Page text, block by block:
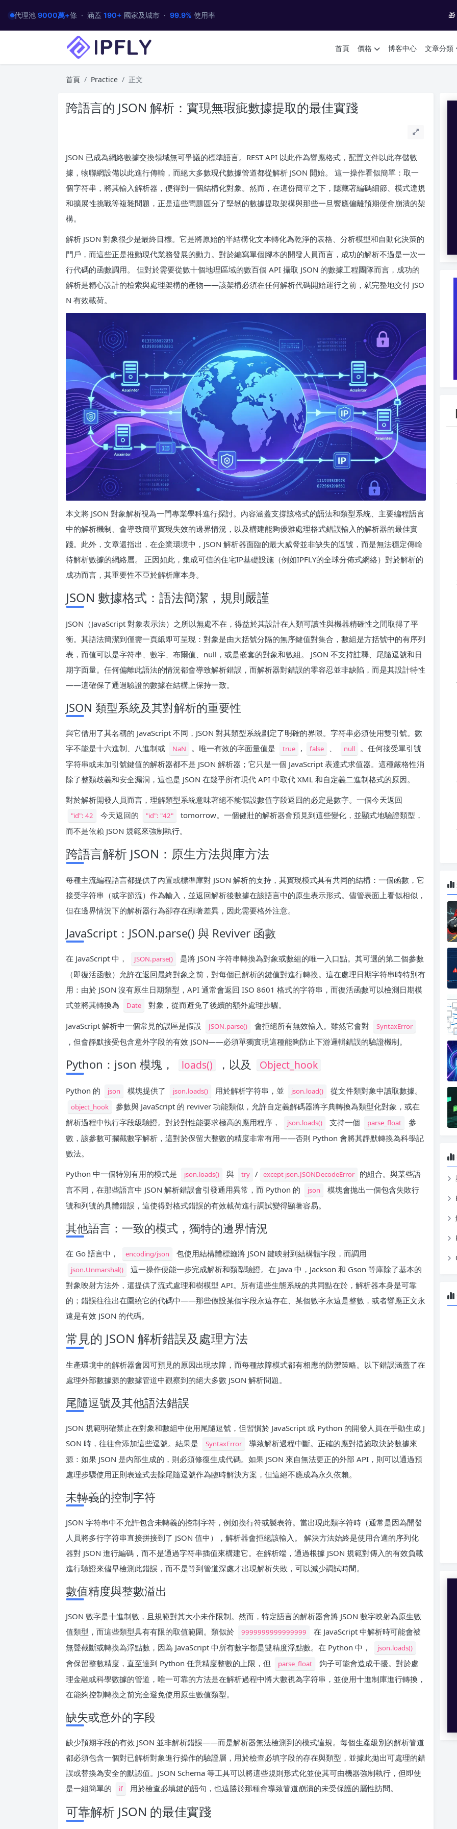
代理池 9000萬+條 · 涵蓋 190+ 國家及城市 · 99.9% 使用率 🎁
首頁 價格 博客中心 文章分類
首頁 Practice 正文
跨語言的 JSON 解析：實現無瑕疵數據提取的最佳實踐
JSON 已成為網絡數據交換領域無可爭議的標準語言。REST API 以此作為響應格式，配置文件以此存儲數
據，物聯網設備以此進行傳輸，而絕大多數現代數據管道都從解析 JSON 開始。 這一操作看似簡單：取一
個字符串，將其輸入解析器，便得到一個結構化對象。然而，在這份簡單之下，隱藏著編碼細節、模式違規
和擴展性挑戰等複雜問題，正是這些問題區分了堅韌的數據提取架構與那些一旦響應偏離預期便會崩潰的架
構。
解析 JSON 對象很少是最終目標。它是將原始的半結構化文本轉化為乾淨的表格、分析模型和自動化決策的
門戶，而這些正是推動現代業務發展的動力。對於編寫單個腳本的開發人員而言，成功的解析不過是一次一
行代碼的函數調用。 但對於需要從數十個地理區域的數百個 API 攝取 JSON 的數據工程團隊而言，成功的
解析是精心設計的檢索與處理架構的產物——該架構必須在任何解析代碼開始運行之前，就完整地交付 JSO
N 有效載荷。
本文將 JSON 對象解析視為一門專業學科進行探討。內容涵蓋支撐該格式的語法和類型系統、主要編程語言
中的解析機制、會導致簡單實現失效的邊界情況，以及構建能夠優雅處理格式錯誤輸入的解析器的最佳實
踐。此外，文章還指出，在企業環境中，JSON 解析器面臨的最大威脅並非缺失的逗號，而是無法穩定傳輸
待解析數據的網絡層。 正因如此，集成可信的住宅IP基礎設施（例如IPFLY的全球分佈式網絡）對於解析的
成功而言，其重要性不亞於解析庫本身。
JSON 數據格式：語法簡潔，規則嚴謹
JSON（JavaScript 對象表示法）之所以無處不在，得益於其設計在人類可讀性與機器精確性之間取得了平
衡。其語法簡潔到僅需一頁紙即可呈現：對象是由大括號分隔的無序鍵值對集合，數組是方括號中的有序列
表，而值可以是字符串、數字、布爾值、null，或是嵌套的對象和數組。 JSON 不支持註釋、尾隨逗號和日
期字面量。任何偏離此語法的情況都會導致解析錯誤，而解析器對錯誤的零容忍並非缺陷，而是其設計特性
——這確保了通過驗證的數據在結構上保持一致。
JSON 類型系統及其對解析的重要性
與它借用了其名稱的 JavaScript 不同，JSON 對其類型系統劃定了明確的界限。字符串必須使用雙引號。數
字不能是十六進制、八進制或
NaN 。唯一有效的字面量值是 true , false 、 null
。任何接受單引號
字符串或未加引號鍵值的解析器都不是 JSON 解析器；它只是一個 JavaScript 表達式求值器。這種嚴格性消
除了整類歧義和安全漏洞，這也是 JSON 在幾乎所有現代 API 中取代 XML 和自定義二進制格式的原因。
對於解析開發人員而言，理解類型系統意味著絕不能假設數值字段返回的必定是數字。一個今天返回
"id": 42 今天返回的 "id": "42"
tomorrow。一個健壯的解析器會預見到這些變化，並顯式地驗證類型，
而不是依賴 JSON 規範來強制執行。
跨語言解析 JSON：原生方法與庫方法
每種主流編程語言都提供了內置或標準庫對 JSON 解析的支持，其實現模式具有共同的結構：一個函數，它
接受字符串（或字節流）作為輸入，並返回解析後數據在該語言中的原生表示形式。儘管表面上看似相似，
但在邊界情況下的解析器行為卻存在顯著差異，因此需要格外注意。
JavaScript：JSON.parse() 與 Reviver 函數
在 JavaScript 中， JSON.parse()
是將 JSON 字符串轉換為對象或數組的唯一入口點。其可選的第二個參數
（即復活函數）允許在返回最終對象之前，對每個已解析的鍵值對進行轉換。這在處理日期字符串時特別有
用：由於 JSON 沒有原生日期類型，API 通常會返回 ISO 8601 格式的字符串，而復活函數可以檢測日期模
式並將其轉換為
Date 對象，從而避免了後續的額外處理步驟。
JavaScript 解析中一個常見的誤區是假設 JSON.parse() 會拒絕所有無效輸入。雖然它會對 SyntaxError
，但會靜默接受包含意外字段的有效 JSON——必須單獨實現這種能夠防止下游邏輯錯誤的驗證機制。
Python：json 模塊， loads() ，以及 Object_hook
Python 的 json 模塊提供了 json.loads() 用於解析字符串，並 json.load() 從文件類對象中讀取數據。
object_hook
參數與 JavaScript 的 reviver 功能類似，允許自定義解碼器將字典轉換為類型化對象，或在
解析過程中執行字段級驗證。對於對性能要求極高的應用程序，
json.loads() 支持一個 parse_float
參
數，該參數可攔截數字解析，這對於保留大整數的精度非常有用——否則 Python 會將其靜默轉換為科學記
數法。
Python 中一個特別有用的模式是
json.loads() 與 try / except json.JSONDecodeError
的組合。與某些語
言不同，在那些語言中 JSON 解析錯誤會引發通用異常，而 Python 的
json
模塊會拋出一個包含失敗行
號和列號的具體錯誤，這使得對格式錯誤的有效載荷進行調試變得顯著容易。
其他語言：一致的模式，獨特的邊界情況
在 Go 語言中， encoding/json 包使用結構體標籤將 JSON 鍵映射到結構體字段，而調用
json.Unmarshal()
這一操作便能一步完成解析和類型驗證。在 Java 中，Jackson 和 Gson 等庫除了基本的
對象映射方法外，還提供了流式處理和樹模型 API。所有這些生態系統的共同點在於，解析器本身是可靠
的；錯誤往往出在圍繞它的代碼中——那些假設某個字段永遠存在、某個數字永遠是整數，或者響應正文永
遠是有效 JSON 的代碼。
常見的 JSON 解析錯誤及處理方法
生產環境中的解析器會因可預見的原因出現故障，而每種故障模式都有相應的防禦策略。以下錯誤涵蓋了在
處理外部數據源的數據管道中觀察到的絕大多數 JSON 解析問題。
尾隨逗號及其他語法錯誤
JSON 規範明確禁止在對象和數組中使用尾隨逗號，但習慣於 JavaScript 或 Python 的開發人員在手動生成 J
SON 時，往往會添加這些逗號。結果是
SyntaxError
導致解析過程中斷。正確的應對措施取決於數據來
源：如果 JSON 是內部生成的，則必須修復生成代碼。如果 JSON 來自無法更正的外部 API，則可以通過預
處理步驟使用正則表達式去除尾隨逗號作為臨時解決方案，但這絕不應成為永久依賴。
未轉義的控制字符
JSON 字符串中不允許包含未轉義的控制字符，例如換行符或製表符。當出現此類字符時（通常是因為開發
人員將多行字符串直接拼接到了 JSON 值中），解析器會拒絕該輸入。 解決方法始終是使用合適的序列化
器對 JSON 進行編碼，而不是通過字符串插值來構建它。在解析端，通過根據 JSON 規範對傳入的有效負載
進行驗證來儘早檢測此錯誤，而不是等到管道深處才出現解析失敗，可以減少調試時間。
數值精度與整數溢出
JSON 數字是十進制數，且規範對其大小未作限制。然而，特定語言的解析器會將 JSON 數字映射為原生數
值類型，而這些類型具有有限的取值範圍。類似於
9999999999999999
在 JavaScript 中解析時可能會被
無聲截斷或轉換為浮點數，因為 JavaScript 中所有數字都是雙精度浮點數。在 Python 中，
json.loads()
會保留整數精度，直至達到 Python 任意精度整數的上限，但 parse_float
鉤子可能會造成干擾。對於處
理金融或科學數據的管道，唯一可靠的方法是在解析過程中將大數視為字符串，並使用十進制庫進行轉換，
在能夠控制轉換之前完全避免使用原生數值類型。
缺失或意外的字段
缺少預期字段的有效 JSON 並非解析錯誤——而是解析器無法檢測到的模式違規。每個生產級別的解析管道
都必須包含一個對已解析對象進行操作的驗證層，用於檢查必填字段的存在與類型，並據此拋出可處理的錯
誤或替換為安全的默認值。JSON Schema 等工具可以將這些規則形式化並使其可由機器強制執行，但即使
是一組簡單的
if 用於檢查必填鍵的語句，也遠勝於那種會導致管道崩潰的未受保護的屬性訪問。
可靠解析 JSON 的最佳實踐